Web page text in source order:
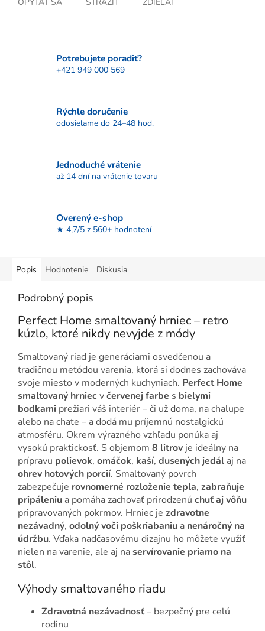
Potrebujete poradiť?
+421 949 000 569
Rýchle doručenie
odosielame do 24–48 hod.
Jednoduché vrátenie
až 14 dní na vrátenie tovaru
Overený e-shop
★ 4,7/5 z 560+ hodnotení
Popis Hodnotenie Diskusia
Podrobný popis
Perfect Home smaltovaný hrniec – retro
kúzlo, ktoré nikdy nevyjde z módy
Smaltovaný riad je generáciami osvedčenou a
tradičnou metódou varenia, ktorá si dodnes zachováva
svoje miesto v moderných kuchyniach. Perfect Home
smaltovaný hrniecvčervenej farbe s bielymi
bodkami prežiari váš interiér – či už doma, na chalupe
alebo na chate – a dodá mu príjemnú nostalgickú
atmosféru. Okrem výrazného vzhľadu ponúka aj
vysokú praktickosť. S objemom 8 litrov je ideálny na
prípravu polievok, omáčok, kaší, dusených jedál aj na
ohrev hotových porcií. Smaltovaný povrch
zabezpečuje rovnomerné rozloženie tepla, zabraňuje
pripáleniu a pomáha zachovať prirodzenú chuť aj vôňu
pripravovaných pokrmov. Hrniec je zdravotne
nezávadný, odolný voči poškriabaniu a nenáročný na
údržbu. Vďaka nadčasovému dizajnu ho môžete využiť
nielen na varenie, ale aj naservírovanie priamo na
stôl.
Výhody smaltovaného riadu
Zdravotná nezávadnosť– bezpečný pre celú
rodinu